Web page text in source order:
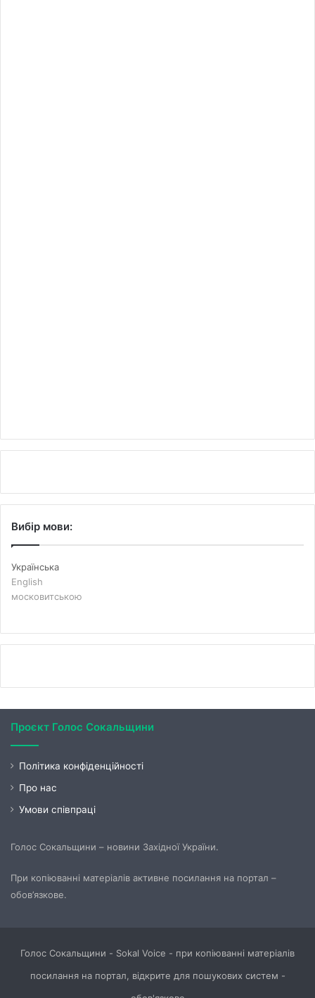
Вибір мови:
Українська
English
московитською
Проєкт Голос Сокальщини
Політика конфіденційності
Про нас
Умови співпраці
Голос Сокальщини – новини Західної України.
При копіюванні матеріалів активне посилання на портал –
обов’язкове.
Голос Сокальщини - Sokal Voice - при копіюванні матеріалів
посилання на портал, відкрите для пошукових систем -